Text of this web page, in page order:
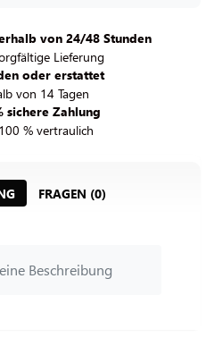
von 24/48 Stunden
Lieferung
oder erstattet
von 14 Tagen
sichere Zahlung
% vertraulich
FRAGEN (0)
Beschreibung